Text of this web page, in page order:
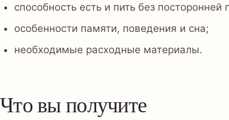
способность есть и пить без
особенности памяти, поведения и сна;
необходимые расходные материалы.
Что вы получите